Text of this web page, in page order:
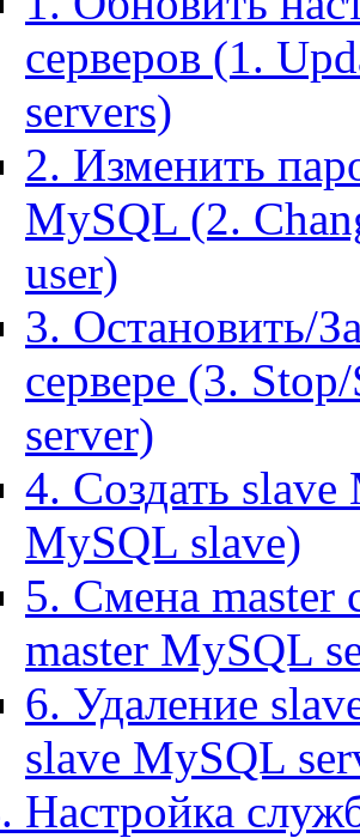
серверов (1.
servers)
2. Изменить
MySQL (2.
user)
3. Остановить/
сервере (3.
server)
4. Создать
MySQL slave)
5. Смена master
master MySQL
6. Удаление
slave MySQL
Настройка